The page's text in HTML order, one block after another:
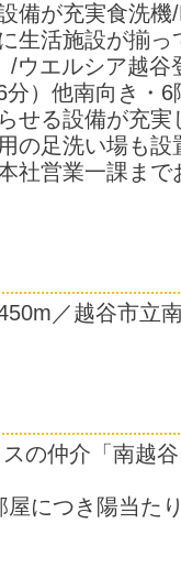
備が充実食洗
生活施設が揃
/ウエルシア越谷
）他南向き・
せる設備が充
の足洗い場も
社営業一課まで
／越谷市立
の仲介「南越谷
につき陽当た